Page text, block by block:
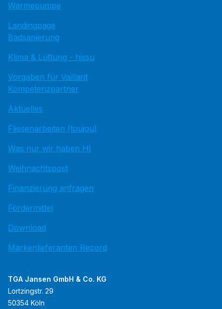
Wärmepumpe
Landingpage
Badsanierung
Klima & Lüftung - hissu
Vorgaben für Vaillant
Kompetenzpartner
Aktuelles
Fliesenarbeiten (toujou)
Was nur wir haben HI
Weihnachtspost
Finanzierung anfragen
Fördermittel
Download
Markenlieferanten Record
TGA Jansen GmbH & Co. KG
Lortzingstr. 29
50354 Köln